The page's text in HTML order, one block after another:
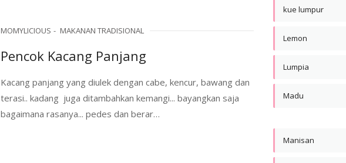
MOMYLICIOUS MAKANAN TRADISIONAL
Pencok Kacang Panjang
Kacang panjang yang diulek dengan cabe, kencur, bawang dan
terasi.. kadang juga ditambahkan kemangi... bayangkan saja
bagaimana rasanya... pedes dan berar…
kue lumpur
Lemon
Lumpia
Madu
Manisan